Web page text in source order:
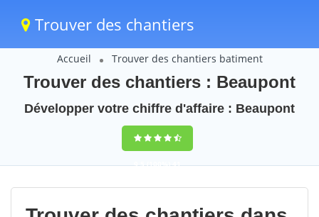
Trouver des chantiers
Accueil Trouver des chantiers batiment
Trouver des chantiers : Beaupont
Développer votre chiffre d'affaire : Beaupont
9,5(100%)41
votes